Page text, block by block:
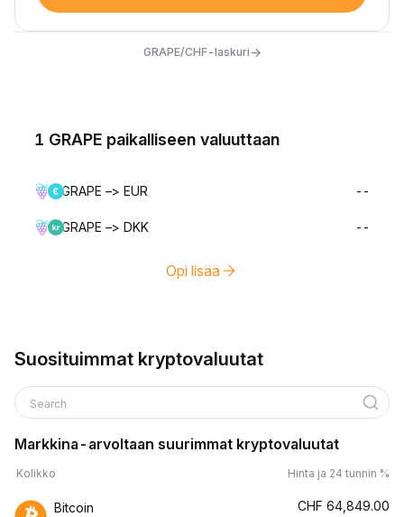
GRAPE/CHF-laskuri→
1 GRAPE paikalliseen valuuttaan
GRAPE –> EUR --
GRAPE –> DKK --
Opi lisää
Suosituimmat kryptovaluutat
Search
Markkina-arvoltaan suurimmat kryptovaluutat
Kolikko Hinta ja 24 tunnin %
Bitcoin CHF 64,849.00